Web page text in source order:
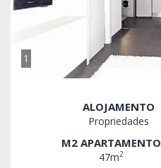
1
ALOJAMENTO
Propriedades
M2 APARTAMENTO
47m2